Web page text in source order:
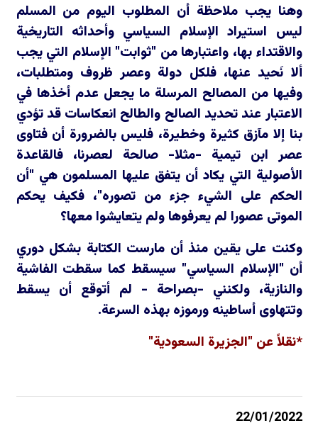
وهنا يجب ملاحظة أن المطلوب اليوم من المسلم
ليس استيراد الإسلام السياسي وأحداثه التاريخية
والاقتداء بها، واعتبارها من "ثوابت" الإسلام التي يجب
ألا نَحيد عنها، فلكل دولة وعصر ظروف ومتطلبات،
وفيها من المصالح المرسلة ما يجعل عدم أخذها في
الاعتبار عند تحديد الصالح والطالح انعكاسات قد تؤدي
بنا إلا مآزق كثيرة وخطيرة، فليس بالضرورة أن فتاوى
عصر ابن تيمية -مثلا- صالحة لعصرنا، فالقاعدة
الأصولية التي يكاد أن يتفق عليها المسلمون هي "أن
الحكم على الشيء جزء من تصوره"، فكيف يحكم
الموتى عصورا لم يعرفوها ولم يتعايشوا معها؟
وكنت على يقين منذ أن مارست الكتابة بشكل دوري
أن "الإسلام السياسي" سيسقط كما سقطت الفاشية
والنازية، ولكنني -بصراحة - لم أتوقع أن يسقط
وتتهاوى أساطينه ورموزه بهذه السرعة.
*نقلاً عن "الجزيرة السعودية"
22/01/2022